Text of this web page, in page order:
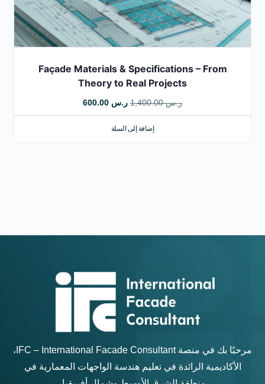
Façade Materials & Specifications – From
Theory to Real Projects
ر.س1,400.00 ر.س
إضافة إلى السلة
مرحبًا بك في منصة IFC – International Facade Consultant،
الأكاديمية الرائدة في تعليم هندسة الواجهات المعمارية في